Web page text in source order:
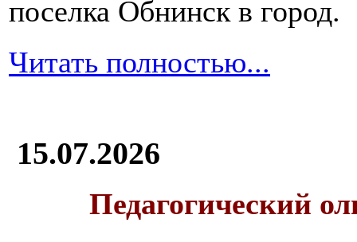
поселка Обнинск в город.
Читать полностью...
15.07.2026
Педагогический